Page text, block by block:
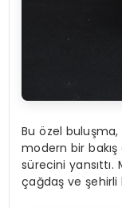
Bu özel buluşma,
modern bir bakış
sürecini yansıttı.
çağdaş ve